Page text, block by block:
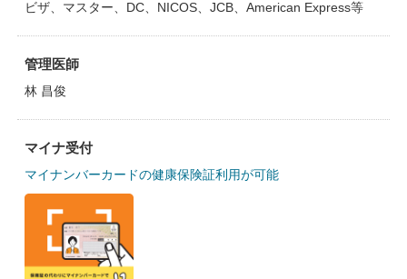
ビザ、マスター、DC、NICOS、JCB、American Express等
管理医師
林 昌俊
マイナ受付
マイナンバーカードの健康保険証利用が可能